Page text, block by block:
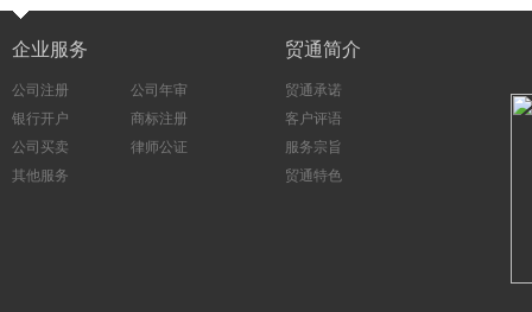
企业服务
公司注册
公司年审
银行开户
商标注册
公司买卖
律师公证
其他服务
贸通简介
贸通承诺
客户评语
服务宗旨
贸通特色